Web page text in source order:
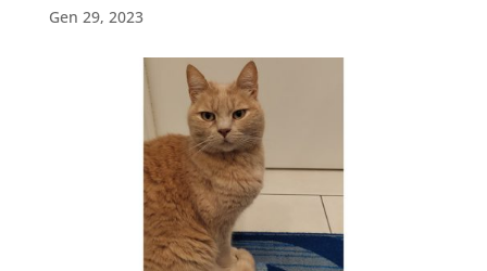
Gen 29, 2023